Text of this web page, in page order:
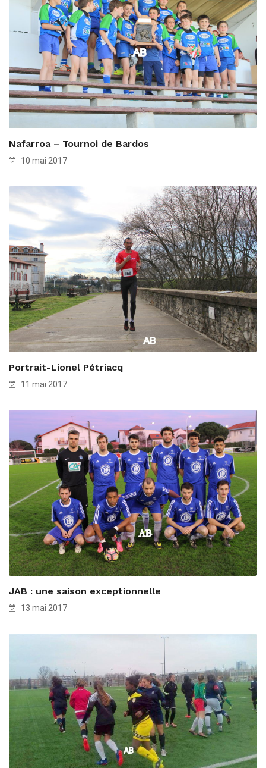
Nafarroa – Tournoi de Bardos
10 mai 2017
Portrait-Lionel Pétriacq
11 mai 2017
JAB : une saison exceptionnelle
13 mai 2017